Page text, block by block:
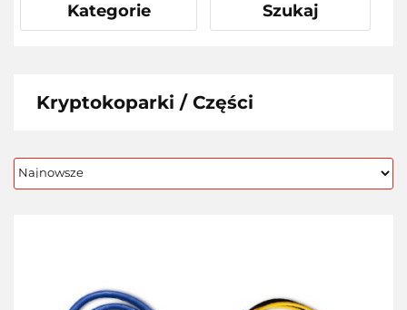
Kategorie Szukaj
Kryptokoparki / Części